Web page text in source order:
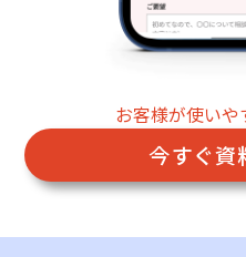
お客様が使い
今すぐ資